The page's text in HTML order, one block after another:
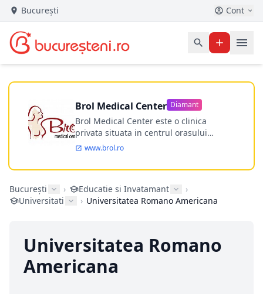
București Cont
Brol Medical Center Diamant
Brol Medical Center este o clinica
privata situata in centrul orasului
Timisoara avand o experienta de
Incepand din anul 2009 clinica isi
ultramodern.
www.brol.ro
București › Educatie si Invatamant
›
Universitati
› Universitatea Romano Americana
Universitatea Romano
Americana